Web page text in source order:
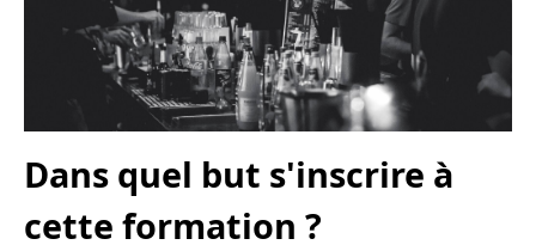
Dans quel but s'inscrire à
cette formation ?